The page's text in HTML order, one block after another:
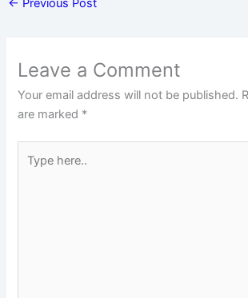
Leave a Comment
Your email address will not be published.
are marked *
here..